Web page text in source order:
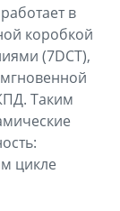
в
коробкой
(7DCT),
Таким
цикле